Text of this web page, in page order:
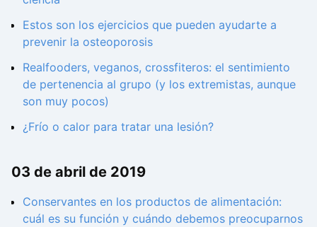
Estos son los ejercicios que pueden ayudarte a
prevenir la osteoporosis
Realfooders, veganos, crossfiteros: el sentimiento
de pertenencia al grupo (y los extremistas, aunque
son muy pocos)
¿Frío o calor para tratar una lesión?
03 de abril de 2019
Conservantes en los productos de alimentación:
cuál es su función y cuándo debemos preocuparnos